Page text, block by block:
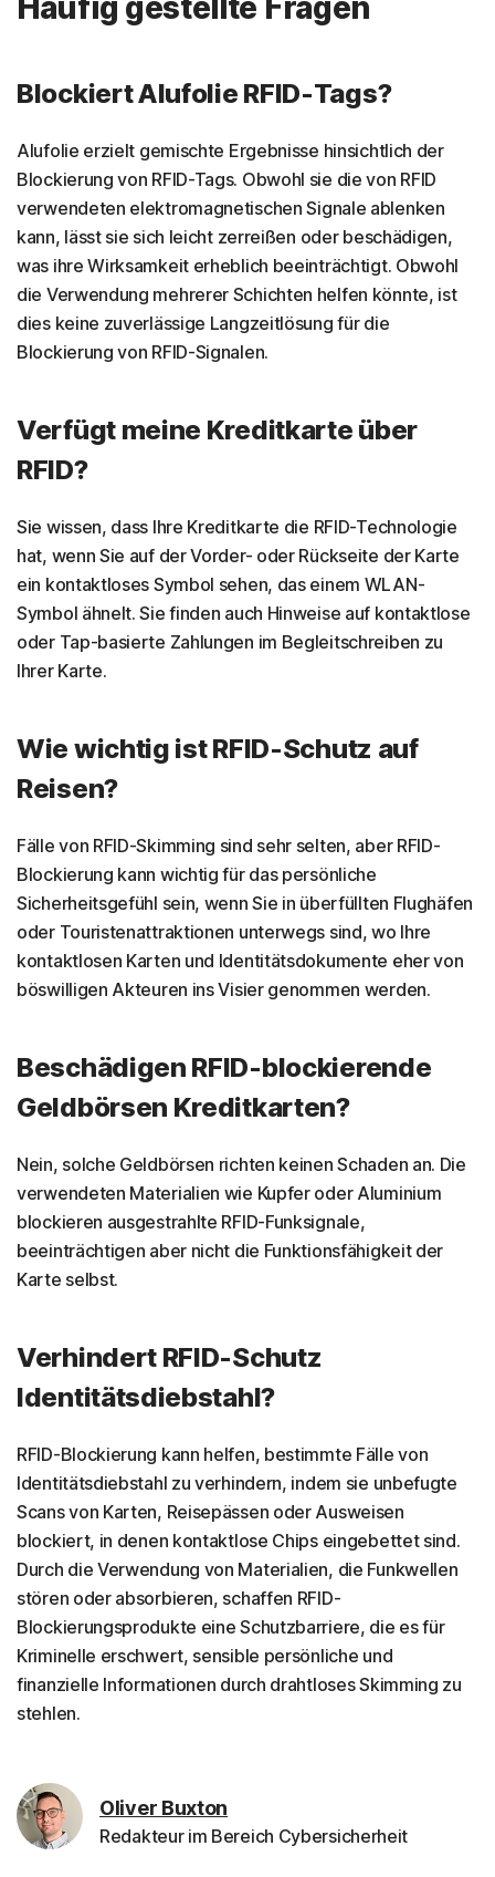
Blockiert Alufolie RFID-Tags?
Alufolie erzielt gemischte Ergebnisse hinsichtlich der
Blockierung von RFID-Tags. Obwohl sie die von RFID
verwendeten elektromagnetischen Signale ablenken
kann, lässt sie sich leicht zerreißen oder beschädigen,
was ihre Wirksamkeit erheblich beeinträchtigt. Obwohl
die Verwendung mehrerer Schichten helfen könnte, ist
dies keine zuverlässige Langzeitlösung für die
Blockierung von RFID-Signalen.
Verfügt meine Kreditkarte über
RFID?
Sie wissen, dass Ihre Kreditkarte die RFID-Technologie
hat, wenn Sie auf der Vorder- oder Rückseite der Karte
ein kontaktloses Symbol sehen, das einem WLAN-
Symbol ähnelt. Sie finden auch Hinweise auf kontaktlose
oder Tap-basierte Zahlungen im Begleitschreiben zu
Ihrer Karte.
Wie wichtig ist RFID-Schutz auf
Reisen?
Fälle von RFID-Skimming sind sehr selten, aber RFID-
Blockierung kann wichtig für das persönliche
Sicherheitsgefühl sein, wenn Sie in überfüllten Flughäfen
oder Touristenattraktionen unterwegs sind, wo Ihre
kontaktlosen Karten und Identitätsdokumente eher von
böswilligen Akteuren ins Visier genommen werden.
Beschädigen RFID-blockierende
Geldbörsen Kreditkarten?
Nein, solche Geldbörsen richten keinen Schaden an. Die
verwendeten Materialien wie Kupfer oder Aluminium
blockieren ausgestrahlte RFID-Funksignale,
beeinträchtigen aber nicht die Funktionsfähigkeit der
Karte selbst.
Verhindert RFID-Schutz
Identitätsdiebstahl?
RFID-Blockierung kann helfen, bestimmte Fälle von
Identitätsdiebstahl zu verhindern, indem sie unbefugte
Scans von Karten, Reisepässen oder Ausweisen
blockiert, in denen kontaktlose Chips eingebettet sind.
Durch die Verwendung von Materialien, die Funkwellen
stören oder absorbieren, schaffen RFID-
Blockierungsprodukte eine Schutzbarriere, die es für
Kriminelle erschwert, sensible persönliche und
finanzielle Informationen durch drahtloses Skimming zu
stehlen.
Oliver Buxton
Redakteur im Bereich Cybersicherheit